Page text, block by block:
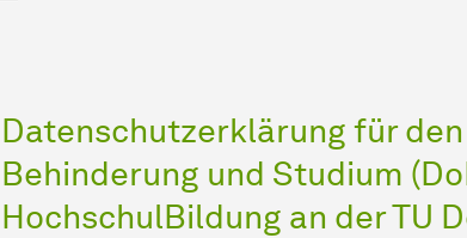
Datenschutzerklärung für
Behinderung und Studium
HochschulBildung an der TU